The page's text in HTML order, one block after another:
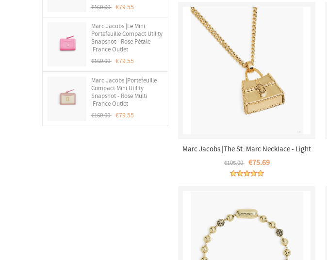
€160.00 €79.55
Marc Jacobs |Le Mini
Portefeuille Compact Utility
Snapshot - Rose Pétale
|France Outlet
€160.00 €79.55
Marc Jacobs |Portefeuille
Compact Mini Utility
Snapshot - Rose Multi
|France Outlet
€160.00 €79.55
Marc Jacobs |The St. Marc Necklace - Light
Antique Gold |France Outlet
€105.00 €75.69